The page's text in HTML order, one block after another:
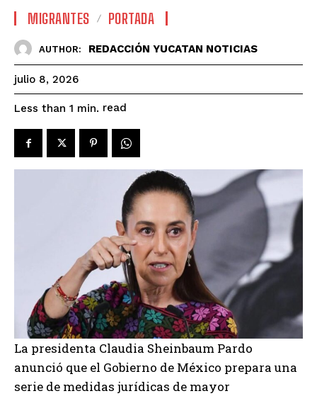
MIGRANTES PORTADA
AUTHOR: REDACCIÓN YUCATAN NOTICIAS
julio 8, 2026
Less than 1 min. read
La presidenta Claudia Sheinbaum Pardo
anunció que el Gobierno de México prepara una
serie de medidas jurídicas de mayor